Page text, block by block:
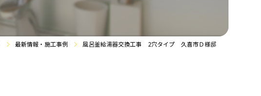
最新情報・施工事例 風呂釜給湯器交換工事 2穴タイプ 久喜市Ｄ様邸